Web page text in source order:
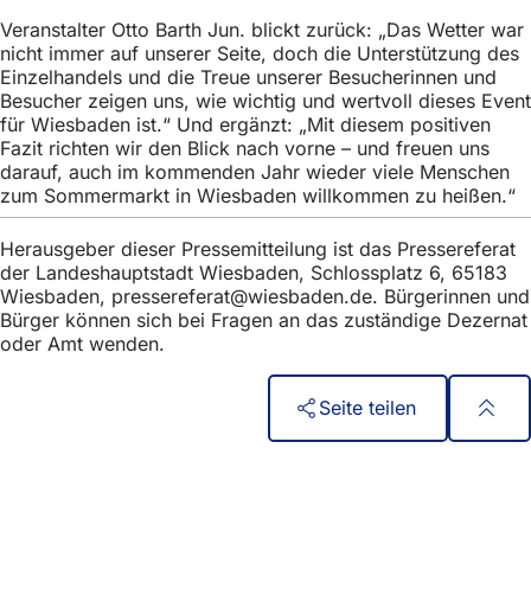
Veranstalter Otto Barth Jun. blickt zurück: „Das Wetter war
nicht immer auf unserer Seite, doch die Unterstützung des
Einzelhandels und die Treue unserer Besucherinnen und
Besucher zeigen uns, wie wichtig und wertvoll dieses Event
für Wiesbaden ist.“ Und ergänzt: „Mit diesem positiven
Fazit richten wir den Blick nach vorne – und freuen uns
darauf, auch im kommenden Jahr wieder viele Menschen
zum Sommermarkt in Wiesbaden willkommen zu heißen.“
Herausgeber dieser Pressemitteilung ist das Pressereferat
der Landeshauptstadt Wiesbaden, Schlossplatz 6, 65183
Wiesbaden, pressereferat wiesbaden de. Bürgerinnen und
Bürger können sich bei Fragen an das zuständige Dezernat
oder Amt wenden.
Seite teilen